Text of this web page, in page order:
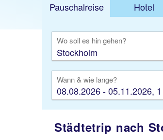
Pauschalreise Hotel
Wo soll es hin gehen?
Wann & wie lange?
08.08.2026 - 05.11.2026,
Städtetrip nach